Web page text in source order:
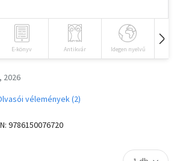
E-könyv Antikvár Idegen nyelvű
2026
vélemények (2)
9786150076720